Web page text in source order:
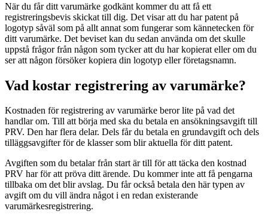
När du får ditt varumärke godkänt kommer du att få ett
registreringsbevis skickat till dig. Det visar att du har patent på
logotyp såväl som på allt annat som fungerar som kännetecken för
ditt varumärke. Det beviset kan du sedan använda om det skulle
uppstå frågor från någon som tycker att du har kopierat eller om du
ser att någon försöker kopiera din logotyp eller företagsnamn.
Vad kostar registrering av varumärke?
Kostnaden för registrering av varumärke beror lite på vad det
handlar om. Till att börja med ska du betala en ansökningsavgift till
PRV. Den har flera delar. Dels får du betala en grundavgift och dels
tilläggsavgifter för de klasser som blir aktuella för ditt patent.
Avgiften som du betalar från start är till för att täcka den kostnad
PRV har för att pröva ditt ärende. Du kommer inte att få pengarna
tillbaka om det blir avslag. Du får också betala den här typen av
avgift om du vill ändra något i en redan existerande
varumärkesregistrering.